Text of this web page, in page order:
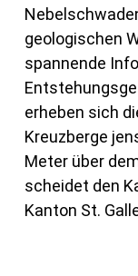
geologischen
spannende
erheben sich
Kreuzberge
Meter über
scheidet den
Kanton St.